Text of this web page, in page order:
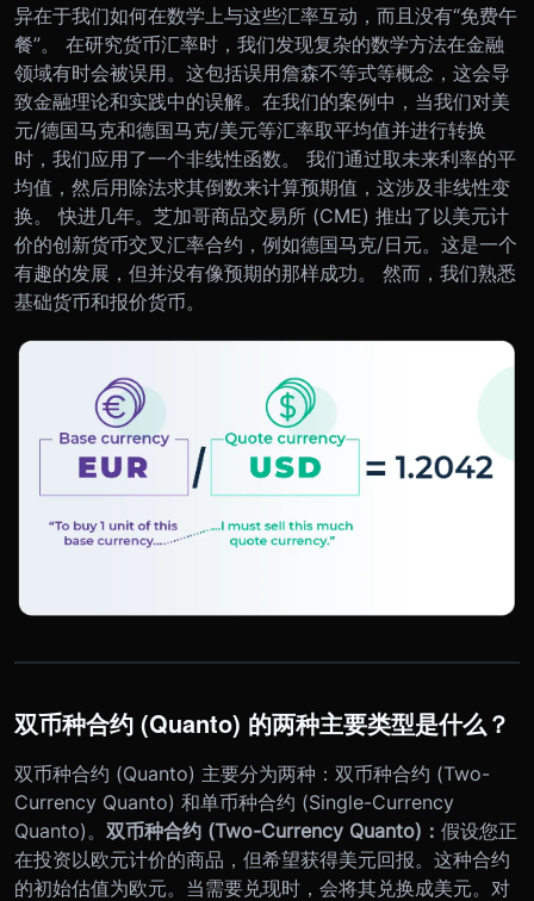
异在于我们如何在数学上与这些汇率互动，而且没有“免费午
餐”。 在研究货币汇率时，我们发现复杂的数学方法在金融
领域有时会被误用。这包括误用詹森不等式等概念，这会导
致金融理论和实践中的误解。在我们的案例中，当我们对美
元/德国马克和德国马克/美元等汇率取平均值并进行转换
时，我们应用了一个非线性函数。 我们通过取未来利率的平
均值，然后用除法求其倒数来计算预期值，这涉及非线性变
换。 快进几年。芝加哥商品交易所 (CME) 推出了以美元计
价的创新货币交叉汇率合约，例如德国马克/日元。这是一个
有趣的发展，但并没有像预期的那样成功。 然而，我们熟悉
基础货币和报价货币。
双币种合约 (Quanto) 的两种主要类型是什么？
双币种合约 (Quanto) 主要分为两种：双币种合约 (Two-
Currency Quanto) 和单币种合约 (Single-Currency
Quanto)。 双币种合约 (Two-Currency Quanto)： 假设您正
在投资以欧元计价的商品，但希望获得美元回报。这种合约
的初始估值为欧元。当需要兑现时，会将其兑换成美元。对